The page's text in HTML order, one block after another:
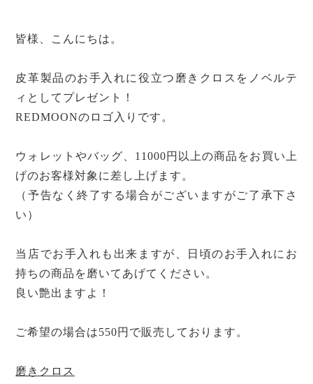
皆様、こんにちは。
皮革製品のお手入れに役立つ磨きクロスをノベルテ
ィとしてプレゼント！
REDMOONのロゴ入りです。
ウォレットやバッグ、 11000円以上の商品をお買い上
げのお客様対象に差し上げます。
（予告なく終了する場合がございますがご了承下さ
い）
当店でお手入れも出来ますが、日頃のお手入れにお
持ちの商品を磨いてあげてください。
良い艶出ますよ！
ご希望の場合は550円で販売しております。
磨きクロス